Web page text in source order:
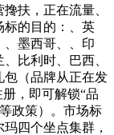
扶，正在流量、
标的目的：、英
、墨西哥、、印
比利时、巴西、
包（品牌从正在发
，即可解锁“品
政策）。市场标
四个坐点集群，